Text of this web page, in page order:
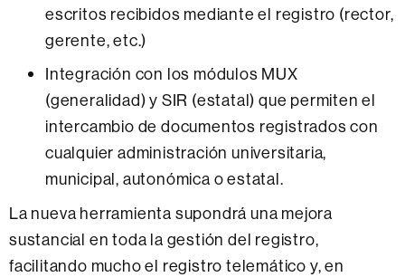
escritos recibidos mediante el registro (rector,
gerente, etc.)
Integración con los módulos MUX
(generalidad) y SIR (estatal) que permiten el
intercambio de documentos registrados con
cualquier administración universitaria,
municipal, autonómica o estatal.
La nueva herramienta supondrá una mejora
sustancial en toda la gestión del registro,
facilitando mucho el registro telemático y, en